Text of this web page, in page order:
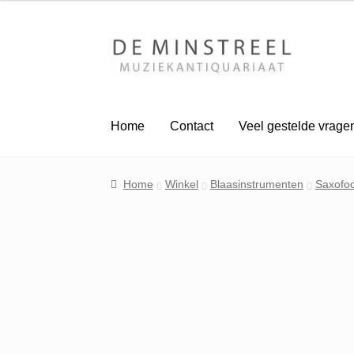
Ga
door
Ga
naar
Home
Contact Veel gestelde
Home Winkel Blaasinstrumenten